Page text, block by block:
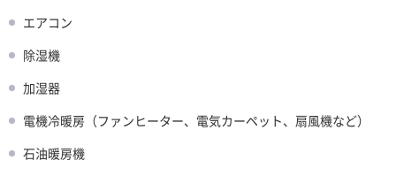
エアコン
除湿機
加湿器
電機冷暖房（ファンヒーター、電気カーペット、扇風機など）
石油暖房機